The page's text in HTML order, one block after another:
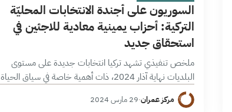
السوريون على أجندة الانتخابات المحليّة
التركية: أحزاب يمينية معادية للاجئين في
استحقاق جديد
ملخص تنفيذي تشهد تركيا انتخابات جديدة على مستوى
البلديات نهاية آذار 2024، ذات أهمية خاصة في سياق الحياة
الحزبية التركية ومتغيراتها لبعدها الرمزي والسياسي الموازي
لأهميتها البيروقراطية أي الخدمية، كما…
مركز عمران·29 مارس 2024